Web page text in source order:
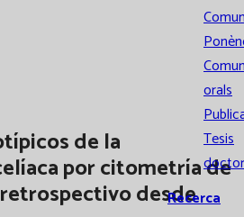
orals
Tesis
Recerca
de la
por citometría de
retrospectivo desde